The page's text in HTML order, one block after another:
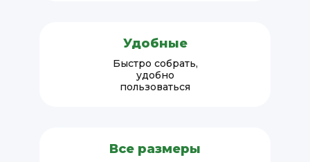
Удобные
Быстро собрать,
удобно
пользоваться
Все размеры